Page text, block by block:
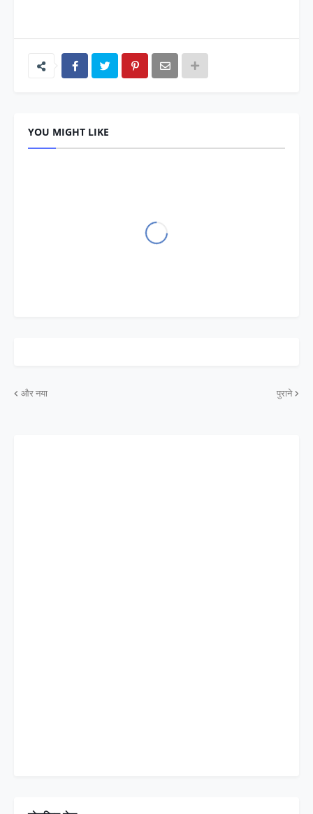
YOU MIGHT LIKE
और नया पुराने